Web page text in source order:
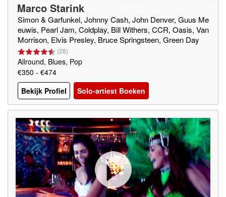
Marco Starink
Simon & Garfunkel, Johnny Cash, John Denver, Guus Me
euwis, Pearl Jam, Coldplay, Bill Withers, CCR, Oasis, Van
Morrison, Elvis Presley, Bruce Springsteen, Green Day
(28)
Allround, Blues, Pop
€350 - €474
Bekijk Profiel
Solo-artiest Boeken